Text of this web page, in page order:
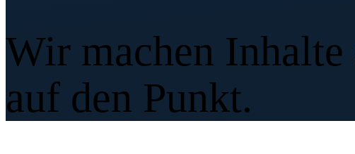
Wir machen Inhalte
auf den Punkt.